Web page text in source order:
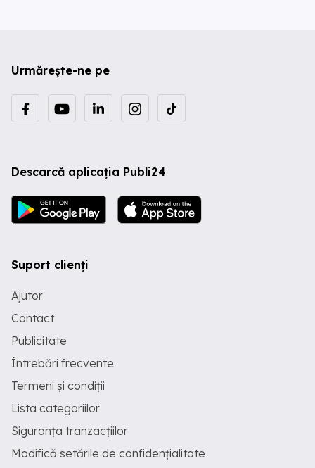
Urmărește-ne pe
Descarcă aplicația Publi24
Suport clienți
Ajutor
Contact
Publicitate
Întrebări frecvente
Termeni și condiții
Lista categoriilor
Siguranța tranzacțiilor
Modifică setările de confidențialitate